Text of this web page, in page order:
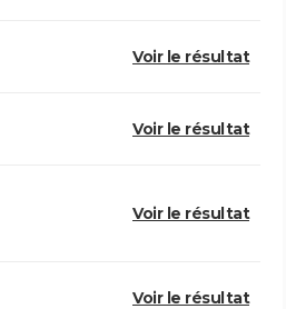
Voir le résultat
Voir le résultat
Voir le résultat
Voir le résultat